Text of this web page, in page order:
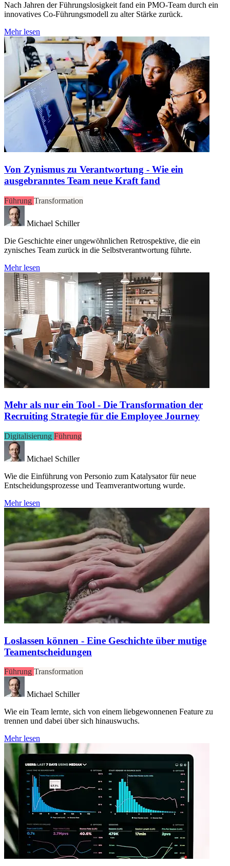
Nach Jahren der Führungslosigkeit fand ein PMO-Team durch ein
innovatives Co-Führungsmodell zu alter Stärke zurück.
Mehr lesen
Von Zynismus zu Verantwortung - Wie ein
ausgebranntes Team neue Kraft fand
Führung Transformation
Michael Schiller
Die Geschichte einer ungewöhnlichen Retrospektive, die ein
zynisches Team zurück in die Selbstverantwortung führte.
Mehr lesen
Mehr als nur ein Tool - Die Transformation der
Recruiting Strategie für die Employee Journey
Digitalisierung Führung
Michael Schiller
Wie die Einführung von Personio zum Katalysator für neue
Entscheidungsprozesse und Teamverantwortung wurde.
Mehr lesen
Loslassen können - Eine Geschichte über mutige
Teamentscheidungen
Führung Transformation
Michael Schiller
Wie ein Team lernte, sich von einem liebgewonnenen Feature zu
trennen und dabei über sich hinauswuchs.
Mehr lesen